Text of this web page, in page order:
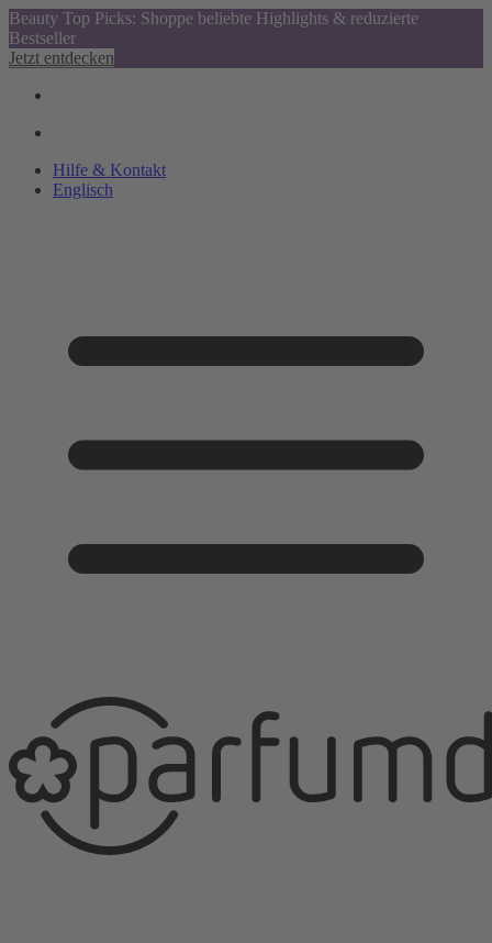
Beauty Top Picks: Shoppe beliebte Highlights & reduzierte
Bestseller
Jetzt entdecken
Hilfe & Kontakt
Englisch